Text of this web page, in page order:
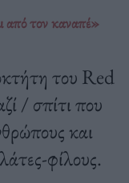
από τον καναπέ»
του Red
/ σπίτι που
και
φίλους.